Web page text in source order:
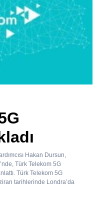
Hakan Dursun,
Türk Telekom 5G
Türk Telekom 5G
tarihlerinde Londra’da